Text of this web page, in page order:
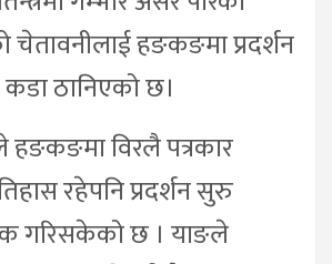
चेतावनीलाई हङकङमा प्रदर्शन
ठानिएको छ।
विरलै पत्रकार
रहेपनि प्रदर्शन सुरु
गरिसकेको छ । याङले